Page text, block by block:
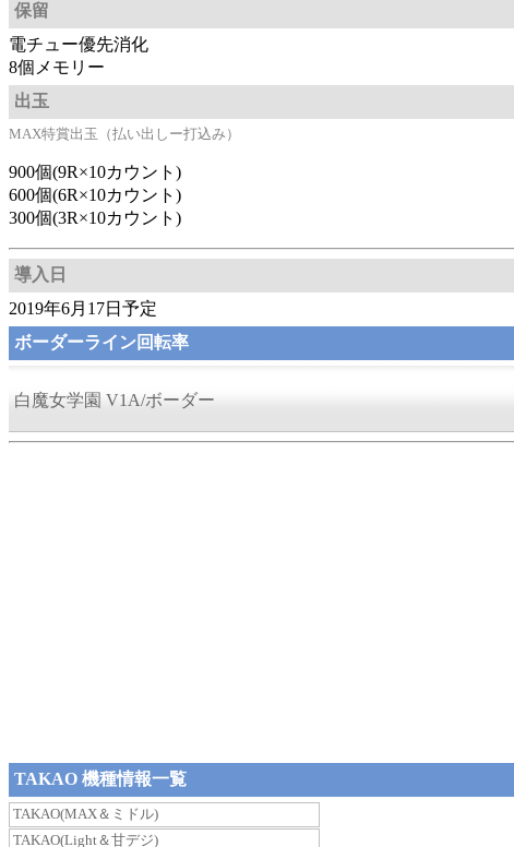
保留
電チュー優先消化
8個メモリー
出玉
MAX特賞出玉（払い出しー打込み）
900個(9R×10カウント)
600個(6R×10カウント)
300個(3R×10カウント)
導入日
2019年6月17日予定
ボーダーライン回転率
白魔女学園 V1A/ボーダー
TAKAO 機種情報一覧
TAKAO(MAX＆ミドル)
TAKAO(Light＆甘デジ)